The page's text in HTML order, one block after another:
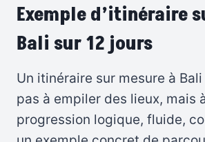
Exemple d’itinéraire
Bali sur 12 jours
Un itinéraire sur mesure à
pas à empiler des lieux, mais
progression logique, fluide,